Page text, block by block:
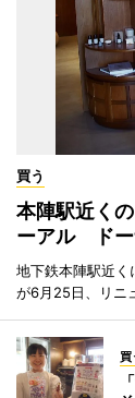
買う
本陣駅近く
ーアル ドー
地下鉄本陣駅近く
が6月25日、リニ
買